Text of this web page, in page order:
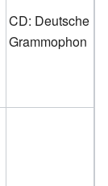
CD: Deutsche
Grammophon